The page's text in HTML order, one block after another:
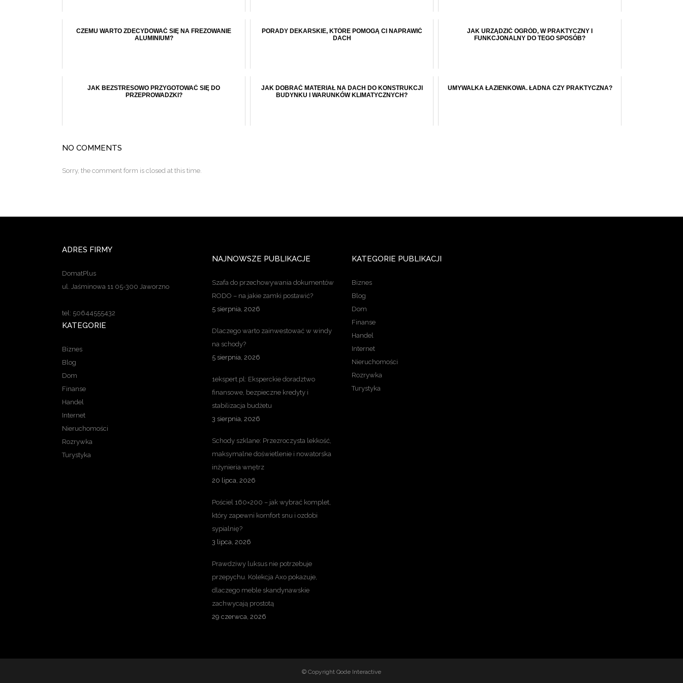
CZEMU WARTO ZDECYDOWAĆ SIĘ NA FREZOWANIE
ALUMINIUM?
PORADY DEKARSKIE, KTÓRE POMOGĄ CI NAPRAWIĆ
DACH
JAK URZĄDZIĆ OGRÓD, W PRAKTYCZNY I
FUNKCJONALNY DO TEGO SPOSÓB?
JAK BEZSTRESOWO PRZYGOTOWAĆ SIĘ DO
PRZEPROWADZKI?
JAK DOBRAĆ MATERIAŁ NA DACH DO KONSTRUKCJI
BUDYNKU I WARUNKÓW KLIMATYCZNYCH?
UMYWALKA ŁAZIENKOWA. ŁADNA CZY PRAKTYCZNA?
NO COMMENTS
Sorry, the comment form is closed at this time.
ADRES FIRMY
DomatPlus
ul. Jaśminowa 11 05-300 Jaworzno
tel: 50644555432
KATEGORIE
Biznes
Blog
Dom
Finanse
Handel
Internet
Nieruchomości
Rozrywka
Turystyka
NAJNOWSZE PUBLIKACJE
Szafa do przechowywania dokumentów
RODO – na jakie zamki postawić?
5 sierpnia, 2026
Dlaczego warto zainwestować w windy
na schody?
5 sierpnia, 2026
1ekspert.pl: Eksperckie doradztwo
finansowe, bezpieczne kredyty i
stabilizacja budżetu
3 sierpnia, 2026
Schody szklane: Przezroczysta lekkość,
maksymalne doświetlenie i nowatorska
inżynieria wnętrz
20 lipca, 2026
Pościel 160×200 – jak wybrać komplet,
który zapewni komfort snu i ozdobi
sypialnię?
3 lipca, 2026
Prawdziwy luksus nie potrzebuje
przepychu. Kolekcja Axo pokazuje,
dlaczego meble skandynawskie
zachwycają prostotą
29 czerwca, 2026
KATEGORIE PUBLIKACJI
Biznes
Blog
Dom
Finanse
Handel
Internet
Nieruchomości
Rozrywka
Turystyka
© Copyright Qode Interactive